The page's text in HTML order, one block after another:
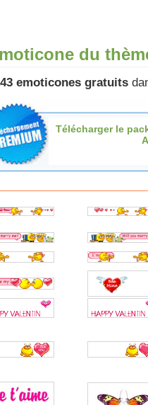
du
emoticones gratuits
Télécharger le